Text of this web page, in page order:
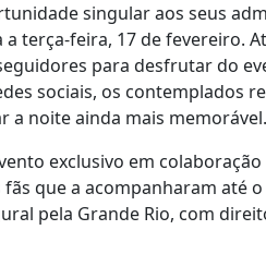
singular aos seus
terça-feira, 17 de fevereiro.
para desfrutar do
sociais, os contemplados
noite ainda mais memorável.
exclusivo em
que a acompanharam até
pela Grande Rio, com